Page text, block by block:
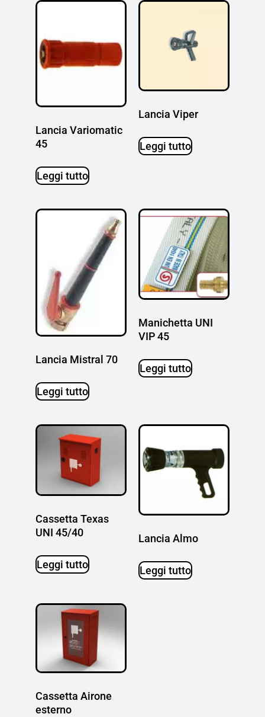
Lancia Variomatic
45
Leggi tutto
Lancia Viper
Leggi tutto
Lancia Mistral 70
Leggi tutto
Manichetta UNI
VIP 45
Leggi tutto
Cassetta Texas
UNI 45/40
Leggi tutto
Lancia Almo
Leggi tutto
Cassetta Airone
esterno